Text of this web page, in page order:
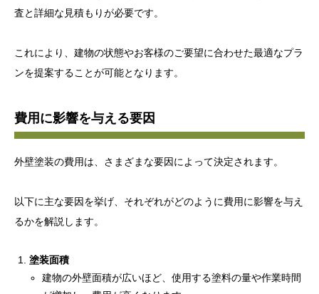
査と詳細な見積もりが必要です。
これにより、建物の状態やお客様のご要望に合わせた最適なプラ
ンを提案することが可能となります。
費用に影響を与える要因
外壁塗装の費用は、さまざまな要因によって決定されます。
以下に主な要因を挙げ、それぞれがどのように費用に影響を与え
るかを解説します。
塗装面積
建物の外壁面積が広いほど、使用する塗料の量や作業時間